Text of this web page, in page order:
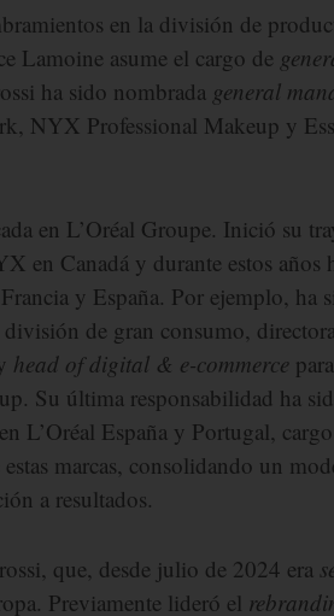
en la división de
Lamoine asume el cargo de
ha sido nombrada general
NYX Professional Makeup y
en L’Oréal Groupe. Inició su
en Canadá y durante estos años
y España. Por ejemplo, ha
división de gran consumo,
head of digital & e-commerce
Su última responsabilidad ha
L’Oréal España y Portugal,
marcas, consolidando un
a resultados.
que, desde julio de 2024 era
Previamente lideró el